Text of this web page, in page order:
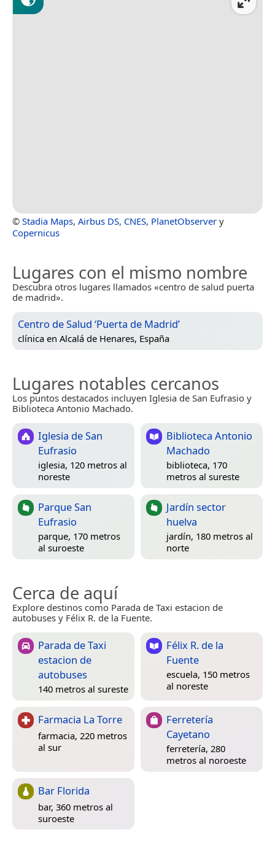
© Stadia Maps, Airbus DS, CNES, PlanetObserver y
Copernicus
Lugares con el mismo nombre
Descubra otros lugares llamados «centro de salud puerta
de madrid».
Centro de Salud ‘Puerta de Madrid’
clínica en Alcalá de Henares, España
Lugares notables cercanos
Los puntos destacados incluyen Iglesia de San Eufrasio y
Biblioteca Antonio Machado.
Iglesia de San
Eufrasio
iglesia, 120 metros al
noreste
Biblioteca Antonio
Machado
biblioteca, 170
metros al sureste
Parque San
Eufrasio
parque, 170 metros
al suroeste
Jardín sector
huelva
jardín, 180 metros al
norte
Cerca de aquí
Explore destinos como Parada de Taxi estacion de
autobuses y Félix R. de la Fuente.
Parada de Taxi
estacion de
autobuses
140 metros al sureste
Félix R. de la
Fuente
escuela, 150 metros
al noreste
Farmacia La Torre
farmacia, 220 metros
al sur
Ferretería
Cayetano
ferretería, 280
metros al noroeste
Bar Florida
bar, 360 metros al
suroeste